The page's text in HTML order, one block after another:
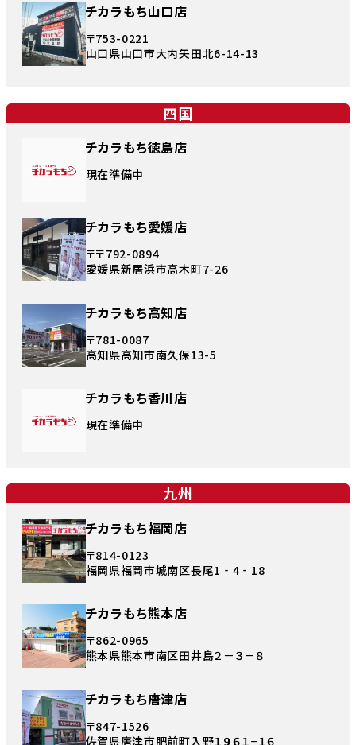
チカラもち山口店
〒753-0221
山口県山口市大内矢田北6-14-13
四国
チカラもち徳島店
現在準備中
チカラもち愛媛店
〒〒792-0894
愛媛県新居浜市高木町7-26
チカラもち高知店
〒781-0087
高知県高知市南久保13-5
チカラもち香川店
現在準備中
九州
チカラもち福岡店
〒814-0123
福岡県福岡市城南区長尾1‐4‐18
チカラもち熊本店
〒862-0965
熊本県熊本市南区田井島２－３－８
チカラもち唐津店
〒847-1526
佐賀県唐津市肥前町入野１９６１−１６